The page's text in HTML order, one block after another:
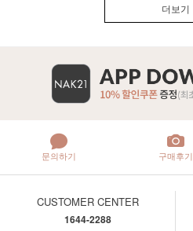
더보기
문의하기 구매후기
CUSTOMER CENTER
1644-2288